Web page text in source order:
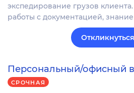
экспедирование грузов
работы с документацией,
Откликнуться
Персональный/офисный
СРОЧНАЯ